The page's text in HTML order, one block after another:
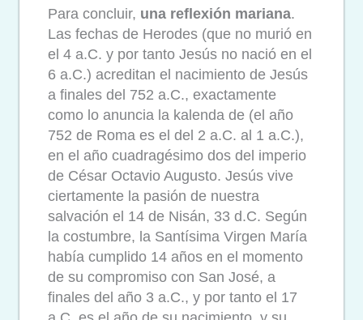
Para concluir, una reflexión mariana.
Las fechas de Herodes (que no murió en
el 4 a.C. y por tanto Jesús no nació en el
6 a.C.) acreditan el nacimiento de Jesús
a finales del 752 a.C., exactamente
como lo anuncia la kalenda de (el año
752 de Roma es el del 2 a.C. al 1 a.C.),
en el año cuadragésimo dos del imperio
de César Octavio Augusto. Jesús vive
ciertamente la pasión de nuestra
salvación el 14 de Nisán, 33 d.C. Según
la costumbre, la Santísima Virgen María
había cumplido 14 años en el momento
de su compromiso con San José, a
finales del año 3 a.C., y por tanto el 17